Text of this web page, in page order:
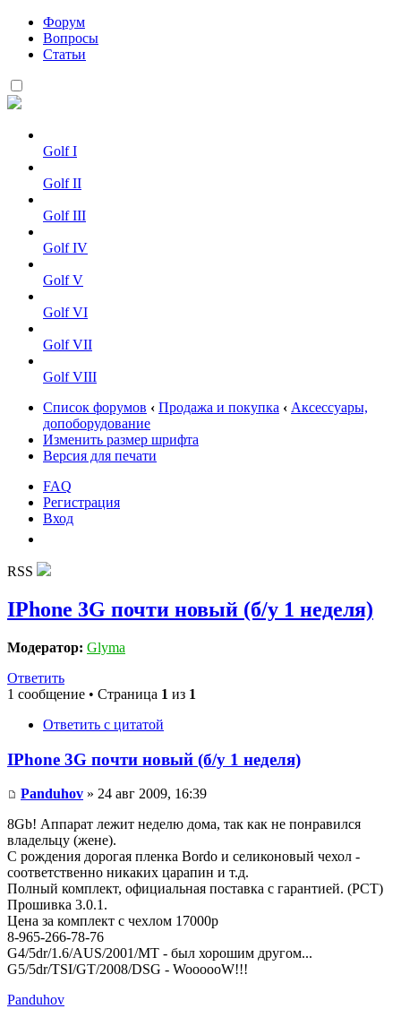
Форум
Вопросы
Статьи
Golf I
Golf II
Golf III
Golf IV
Golf V
Golf VI
Golf VII
Golf VIII
Список форумов ‹ Продажа и покупка ‹ Аксессуары,
допоборудование
Изменить размер шрифта
Версия для печати
FAQ
Регистрация
Вход
RSS
IPhone 3G почти новый (б/у 1 неделя)
Модератор: Glyma
Ответить
1 сообщение • Страница 1 из 1
Ответить с цитатой
IPhone 3G почти новый (б/у 1 неделя)
Panduhov » 24 авг 2009, 16:39
8Gb! Аппарат лежит неделю дома, так как не понравился
владельцу (жене).
С рождения дорогая пленка Bordo и селиконовый чехол -
соответственно никаких царапин и т.д.
Полный комплект, официальная поставка с гарантией. (РСТ)
Прошивка 3.0.1.
Цена за комплект с чехлом 17000р
8-965-266-78-76
G4/5dr/1.6/AUS/2001/MT - был хорошим другом...
G5/5dr/TSI/GT/2008/DSG - WoooooW!!!
Panduhov